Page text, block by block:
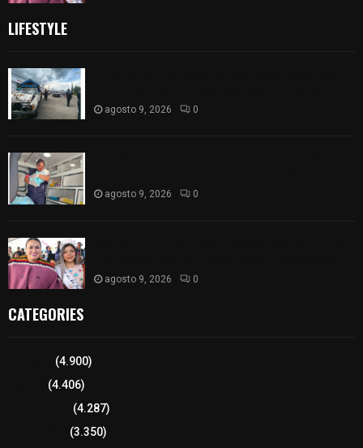
LIFESTYLE
agosto 9, 2026 0
agosto 9, 2026 0
agosto 9, 2026 0
CATEGORIES
(4.900)
(4.406)
(4.287)
(3.350)